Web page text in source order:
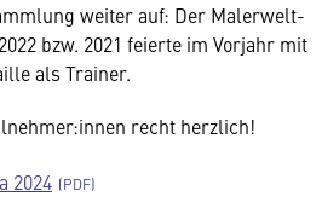
weiter auf: Der Malerwelt-
bzw. 2021 feierte im Vorjahr mit
als Trainer.
recht herzlich!
2024